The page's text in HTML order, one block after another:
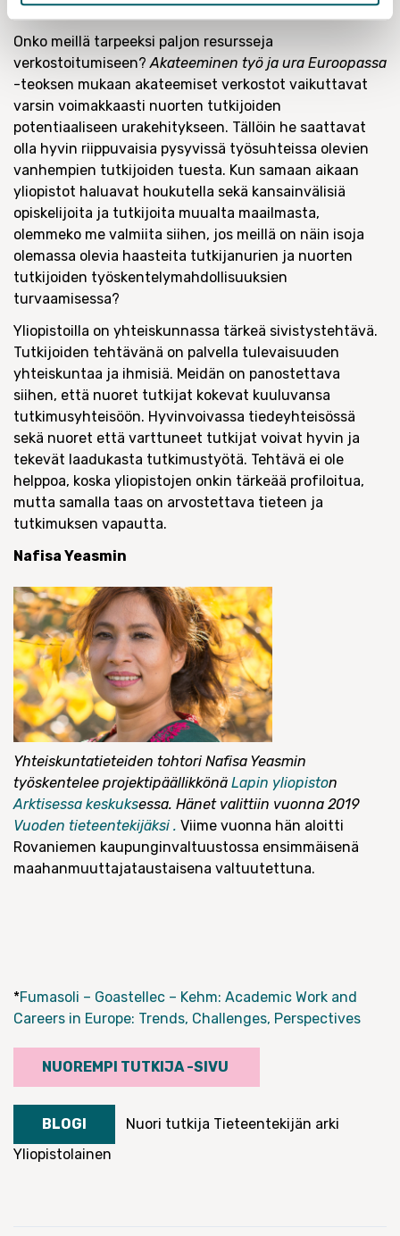
Onko meillä tarpeeksi paljon resursseja
verkostoitumiseen?Akateeminen työ ja ura Euroopassa
-teoksen mukaan akateemiset verkostot vaikuttavat
varsin voimakkaasti nuorten tutkijoiden
potentiaaliseen urakehitykseen. Tällöin he saattavat
olla hyvin riippuvaisia pysyvissä työsuhteissa olevien
vanhempien tutkijoiden tuesta. Kun samaan aikaan
yliopistot haluavat houkutella sekä kansainvälisiä
opiskelijoita ja tutkijoita muualta maailmasta,
olemmeko me valmiita siihen, jos meillä on näin isoja
olemassa olevia haasteita tutkijanurien ja nuorten
tutkijoiden työskentelymahdollisuuksien
turvaamisessa?
Yliopistoilla on yhteiskunnassa tärkeä sivistystehtävä.
Tutkijoiden tehtävänä on palvella tulevaisuuden
yhteiskuntaa ja ihmisiä. Meidän on panostettava
siihen, että nuoret tutkijat kokevat kuuluvansa
tutkimusyhteisöön. Hyvinvoivassa tiedeyhteisössä
sekä nuoret että varttuneet tutkijat voivat hyvin ja
tekevät laadukasta tutkimustyötä. Tehtävä ei ole
helppoa, koska yliopistojen onkin tärkeää profiloitua,
mutta samalla taas on arvostettava tieteen ja
tutkimuksen vapautta.
Nafisa Yeasmin
Yhteiskuntatieteiden tohtori Nafisa Yeasmin
työskentelee projektipäällikkönä Lapin yliopiston
Arktisessa keskuksessa. Hänet valittiin vuonna 2019
Vuoden tieteentekijäksi . Viime vuonna hän aloitti
Rovaniemen kaupunginvaltuustossa ensimmäisenä
maahanmuuttajataustaisena valtuutettuna.
*Fumasoli – Goastellec – Kehm: Academic Work and
Careers in Europe: Trends, Challenges, Perspectives
NUOREMPI TUTKIJA -SIVU
BLOGI Nuori tutkija Tieteentekijän arki
Yliopistolainen